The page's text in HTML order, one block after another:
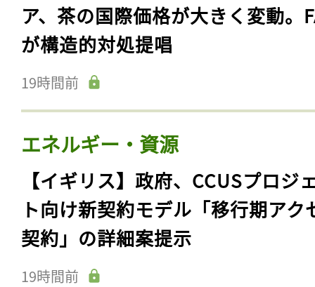
ア、茶の国際価格が大きく変動。
が構造的対処提唱
19時間前
エネルギー・資源
【イギリス】政府、CCUSプロジ
ト向け新契約モデル「移行期アク
契約」の詳細案提示
19時間前